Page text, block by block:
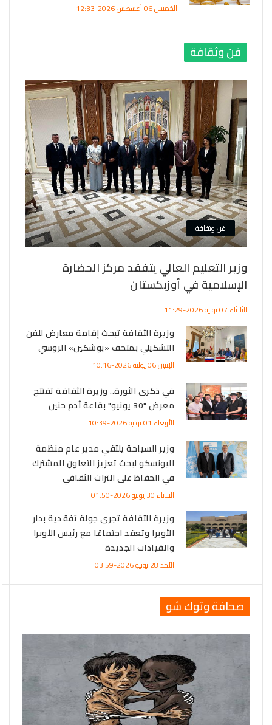
الخميس 06 أغسطس 2026-12:33
فن وثقافة
فن وثقافة
وزير التعليم العالي يتفقد مركز الحضارة
الإسلامية في أوزبكستان
الثلاثاء 07 يوليه 2026-11:29
وزيرة الثقافة تبحث إقامة معارض للفن
التشكيلي بمتحف «بوشكين» الروسي
الإثنين 06 يوليه 2026-10:16
في ذكرى الثورة.. وزيرة الثقافة تفتتح
معرض "30 يونيو" بقاعة آدم حنين
الأربعاء 01 يوليه 2026-10:39
وزير السياحة يلتقي مدير عام منظمة
اليونسكو لبحث تعزيز التعاون المشترك
في الحفاظ على التراث الثقافي
الثلاثاء 30 يونيو 2026-01:50
وزيرة الثقافة تجرى جولة تفقدية بدار
الأوبرا وتعقد اجتماعًا مع رئيس الأوبرا
والقيادات الجديدة
الأحد 28 يونيو 2026-03:59
صحافة وتوك شو